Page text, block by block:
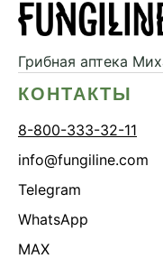
Грибная аптека
КОНТАКТЫ
8-800-333-32-11
info@fungiline.com
Telegram
WhatsApp
MAX